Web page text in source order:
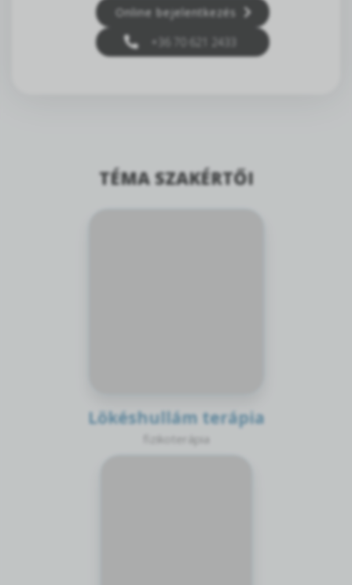
Online bejelentkezés
+36 70 621 2433
TÉMA SZAKÉRTŐI
Lökéshullám terápia
fizikoterápia